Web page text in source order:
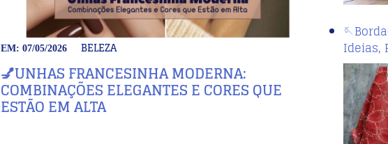
EM: 07/05/2026 BELEZA
💅UNHAS FRANCESINHA MODERNA:
COMBINAÇÕES ELEGANTES E CORES QUE
ESTÃO EM ALTA
Ideias,